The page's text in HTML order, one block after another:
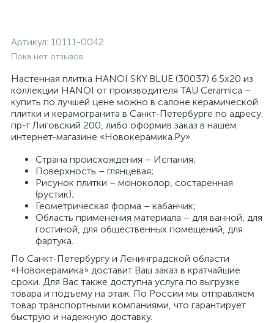
Артикул: 10111-0042
Пока нет отзывов
Настенная плитка HANOI SKY BLUE (30037) 6.5x20 из
коллекции HANOI от производителя TAU Ceramica –
купить по лучшей цене можно в салоне керамической
плитки и керамогранита в Санкт-Петербурге по адресу:
пр-т Лиговский 200, либо оформив заказ в нашем
интернет-магазине «Новокерамика.Ру».
Страна происхождения – Испания;
Поверхность – глянцевая;
Рисунок плитки – моноколор, состаренная
(рустик);
Геометрическая форма – кабанчик;
Область применения материала – для ванной, для
гостиной, для общественных помещений, для
фартука.
По Санкт-Петербургу и Ленинградской области
«Новокерамика» доставит Ваш заказ в кратчайшие
сроки. Для Вас также доступна услуга по выгрузке
товара и подъему на этаж. По России мы отправляем
товар транспортными компаниями, что гарантирует
быструю и надежную доставку.